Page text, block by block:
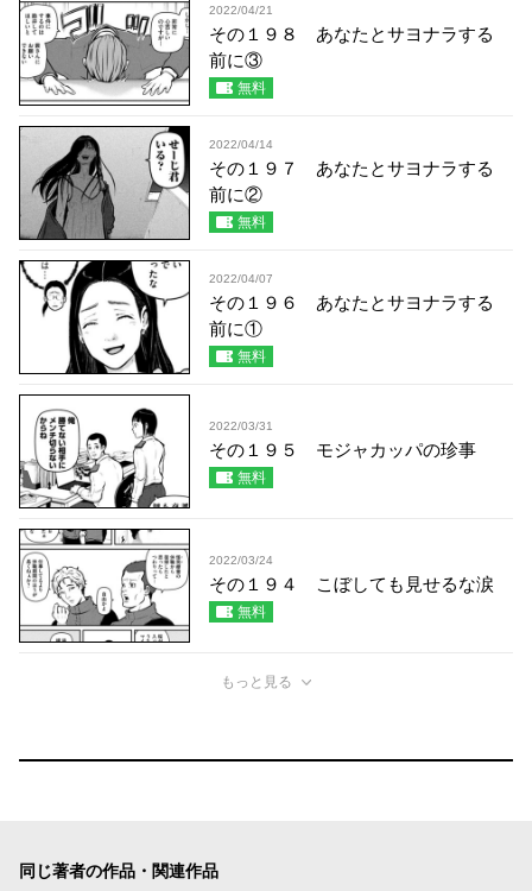
2022/04/21
その１９８ あなたとサヨナラする
前に③
無料
2022/04/14
その１９７ あなたとサヨナラする
前に②
無料
2022/04/07
その１９６ あなたとサヨナラする
前に①
無料
2022/03/31
その１９５ モジャカッパの珍事
無料
2022/03/24
その１９４ こぼしても見せるな涙
無料
もっと見る
同じ著者の作品・関連作品